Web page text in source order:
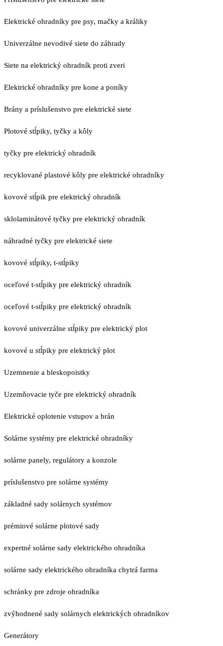
Elektrické ohradníky pre psy, mačky a králiky
Univerzálne nevodivé siete do záhrady
Siete na elektrický ohradník proti zveri
Elektrické ohradníky pre kone a poníky
Brány a príslušenstvo pre elektrické siete
Plotové stĺpiky, tyčky a kôly
tyčky pre elektrický ohradník
recyklované plastové kôly pre elektrické ohradníky
kovové stĺpik pre elektrický ohradník
sklolaminátové tyčky pre elektrický ohradník
náhradné tyčky pre elektrické siete
kovové stĺpiky, t-stĺpiky
oceľové t-stĺpiky pre elektrický ohradník
oceľové t-stĺpiky pre elektrický ohradník
kovové univerzálne stĺpiky pre elektrický plot
kovové u stĺpiky pre elektrický plot
Uzemnenie a bleskopoistky
Uzemňovacie tyče pre elektrický ohradník
Elektrické oplotenie vstupov a brán
Solárne systémy pre elektrické ohradníky
solárne panely, regulátory a konzole
príslušenstvo pre solárne systémy
základné sady solárnych systémov
prémiové solárne plotové sady
expertné solárne sady elektrického ohradníka
solárne sady elektrického ohradníka chytrá farma
schránky pre zdroje ohradníka
zvýhodnené sady solárnych elektrických ohradníkov
Generátory